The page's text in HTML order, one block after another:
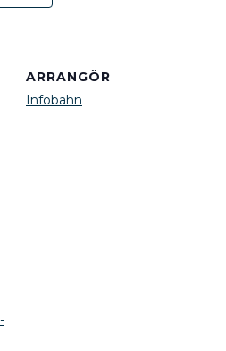
ARRANGÖR
Infobahn